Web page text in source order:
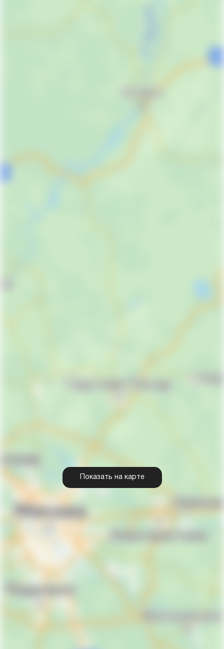
Показать на карте